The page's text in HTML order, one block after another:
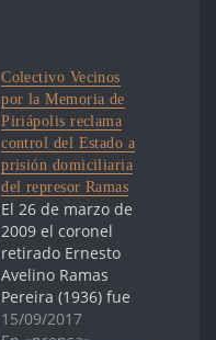
Colectivo Vecinos
por la Memoria de
Piriápolis reclama
control del Estado a
prisión domiciliaria
del represor Ramas
El 26 de marzo de
2009 el coronel
retirado Ernesto
Avelino Ramas
Pereira (1936) fue
condenado a 25
15/09/2017